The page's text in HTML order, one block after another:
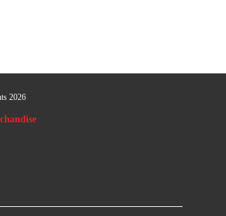
2026